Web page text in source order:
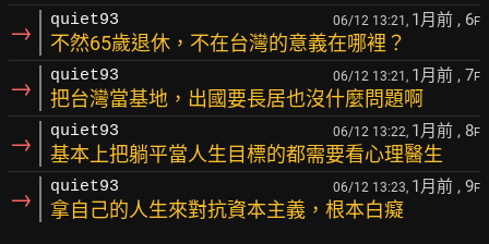
→ quiet93 06/12 13:21, 1月前 , 6F
不然65歲退休，不在台灣的意義在哪裡？
→ quiet93 06/12 13:21, 1月前 , 7F
把台灣當基地，出國要長居也沒什麼問題啊
→ quiet93 06/12 13:22, 1月前 , 8F
基本上把躺平當人生目標的都需要看心理醫生
→ quiet93 06/12 13:23, 1月前 , 9F
拿自己的人生來對抗資本主義，根本白癡